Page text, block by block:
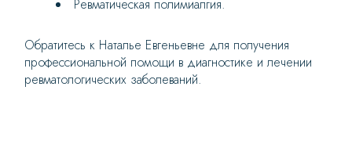
Ревматическая полимиалгия.
Обратитесь к Наталье Евгеньевне для получения
профессиональной помощи в диагностике и лечении
ревматологических заболеваний.